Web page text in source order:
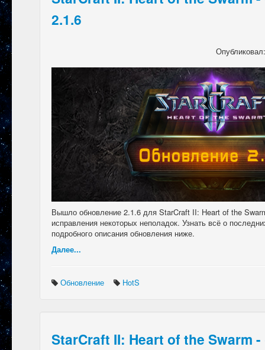
2.1.6
Вышло обновление 2.1.6 для StarCraft II: Heart of the
исправления некоторых неполадок. Узнать всё о
подробного описания обновления ниже.
Далее...
Обновление HotS
StarCraft II: Heart of the Swarm